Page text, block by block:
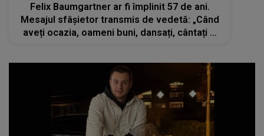
Felix Baumgartner ar fi împlinit 57 de ani.
Mesajul sfâșietor transmis de vedetă: „Când
aveți ocazia, oameni buni, dansați, cântați și